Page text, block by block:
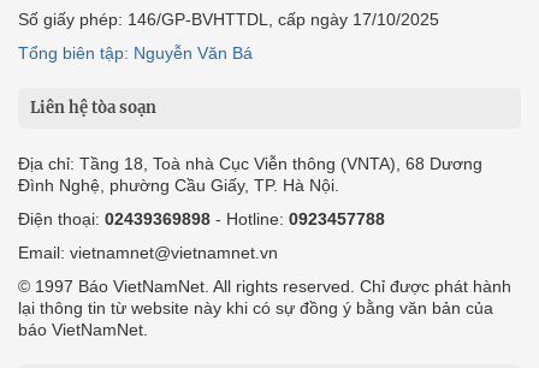
Số giấy phép: 146/GP-BVHTTDL, cấp ngày 17/10/2025
Tổng biên tập: Nguyễn Văn Bá
Liên hệ tòa soạn
Địa chỉ: Tầng 18, Toà nhà Cục Viễn thông (VNTA), 68 Dương
Đình Nghệ, phường Cầu Giấy, TP. Hà Nội.
Điện thoại: 02439369898 - Hotline: 0923457788
Email: vietnamnet@vietnamnet.vn
© 1997 Báo VietNamNet. All rights reserved. Chỉ được phát hành
lại thông tin từ website này khi có sự đồng ý bằng văn bản của
báo VietNamNet.